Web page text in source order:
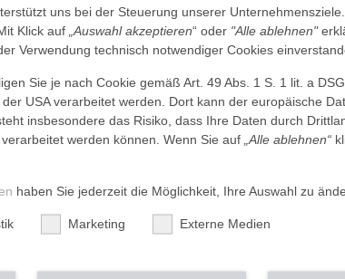
teilen mail drucken
rund um das Thema
wie Wohnräume so gestaltet werden
im höheren Lebensalter bestmöglich
Str. 149, 69126 Heidelberg
uns bei der Steuerung unserer
Klick auf „Auswahl akzeptieren“ oder "Alle ablehnen"
Verwendung technisch notwendiger Cookies
Sie je nach Cookie gemäß Art. 49 Abs. 1 S. 1 lit. a
USA verarbeitet werden. Dort kann der europäische
insbesondere das Risiko, dass Ihre Daten durch
werden können. Wenn Sie auf „Alle ablehnen“
haben Sie jederzeit die Möglichkeit, Ihre Auswahl zu
Marketing Externe Medien